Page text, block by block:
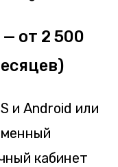
от 2 500
и Android или
кабинет